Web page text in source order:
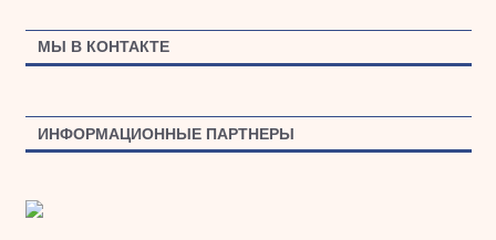
МЫ В КОНТАКТЕ
ИНФОРМАЦИОННЫЕ ПАРТНЕРЫ